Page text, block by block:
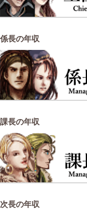
係長の年収
課長の年収
次長の年収